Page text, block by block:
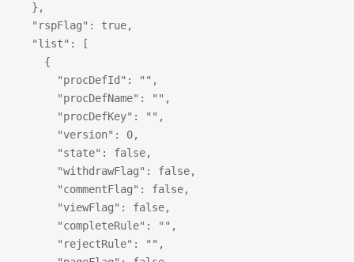
  },
  "rspFlag": true,
  "list": [
    {
      "procDefId": "",
      "procDefName": "",
      "procDefKey": "",
      "version": 0,
      "state": false,
      "withdrawFlag": false,
      "commentFlag": false,
      "viewFlag": false,
      "completeRule": "",
      "rejectRule": "",